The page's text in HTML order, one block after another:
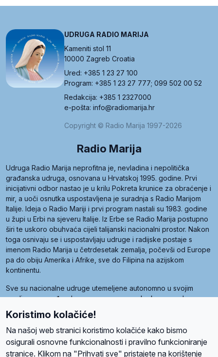
UDRUGA RADIO MARIJA
Kameniti stol 11
10000 Zagreb Croatia
Ured: +385 1 23 27 100
Program: +385 1 23 27 777; 099 502 00 52
Redakcija: +385 1 2327000
e-pošta: info@radiomarija.hr
Copyright © Radio Marija 1997-2026
Radio Marija
Udruga Radio Marija neprofitna je, nevladina i nepolitička
građanska udruga, osnovana u Hrvatskoj 1995. godine. Prvi
inicijativni odbor nastao je u krilu Pokreta krunice za obraćenje i
mir, a uoči osnutka uspostavljena je suradnja s Radio Marijom
Italije. Ideja o Radio Mariji i prvi program nastali su 1983. godine
u župi u Erbi na sjeveru Italije. Iz Erbe se Radio Marija postupno
širi te uskoro obuhvaća cijeli talijanski nacionalni prostor. Nakon
toga osnivaju se i uspostavljaju udruge i radijske postaje s
imenom Radio Marija u četrdesetak zemalja, počevši od Europe
pa do obiju Amerika i Afrike, sve do Filipina na azijskom
kontinentu.
Sve su nacionalne udruge utemeljene autonomno u svojim
zemljama, a međusobna su povezane preko krovne udruge
pod nazivom Svjetska obitelj Radio Marije (World Family of
Radio Maria). Svjetsku obitelj utemeljilo je sedam članica, među
kojima je i hrvatska Udruga Radio Marija.
Koristimo kolačiće!
Na našoj web stranici koristimo kolačiće kako bismo
osigurali osnovne funkcionalnosti i pravilno funkcioniranje
stranice. Klikom na "Prihvati sve" pristajete na korištenje